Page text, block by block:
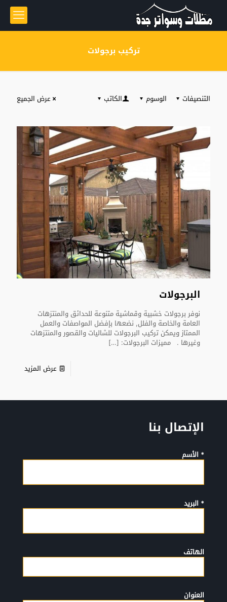
تركيب برجولات
التنصيفات الوسوم الكاتب عرض الجميع
البرجولات
نوفر برجولات خشبية وقماشية متنوعة للحدائق والمنتزهات
العامة والخاصة والفلل, نضعها بإفضل المواصفات والعمل
الممتاز ويمكن تركيب البرجولات للشاليات والقصور والمنتزهات
وغيرها . مميزات البرجولات: […]
عرض المزيد
الإتصال بنا
* الأسم
* البريد
الهاتف
العنوان